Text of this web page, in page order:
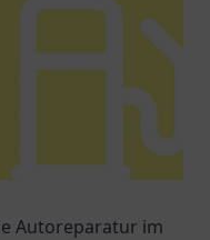
Autoreparatur im